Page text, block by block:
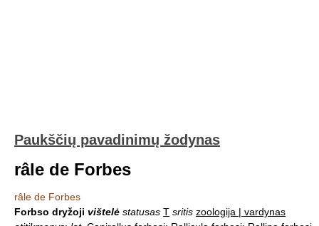
Paukščių pavadinimų žodynas
râle de Forbes
râle de Forbes
Forbso dryžoji vištelė statusas T sritis zoologija | vardynas